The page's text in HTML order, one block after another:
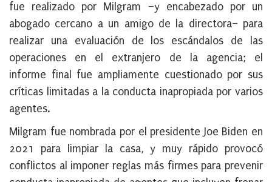
fue realizado por Milgram –y encabezado por un
abogado cercano a un amigo de la directora– para
realizar una evaluación de los escándalos de las
operaciones en el extranjero de la agencia; el
informe final fue ampliamente cuestionado por sus
críticas limitadas a la conducta inapropiada por varios
agentes.
Milgram fue nombrada por el presidente Joe Biden en
2021 para limpiar la casa, y muy rápido provocó
conflictos al imponer reglas más firmes para prevenir